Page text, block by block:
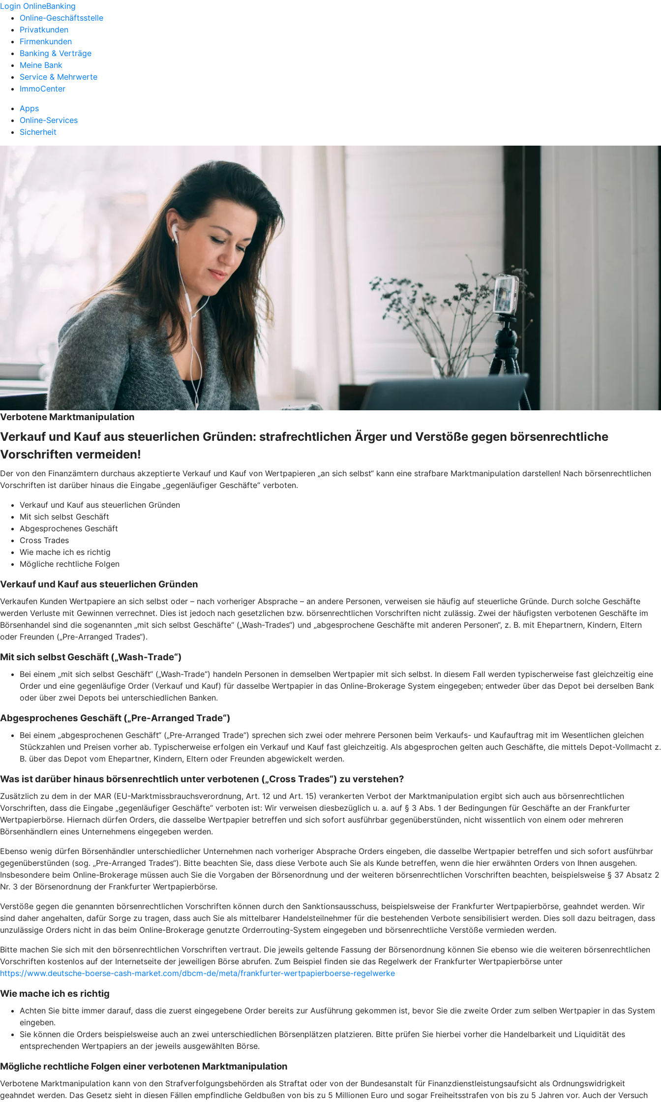
Login OnlineBanking
Online-Geschäftsstelle
Privatkunden
Firmenkunden
Banking & Verträge
Meine Bank
Service & Mehrwerte
ImmoCenter
Apps
Online-Services
Sicherheit
Verbotene Marktmanipulation
Verkauf und Kauf aus steuerlichen Gründen: strafrechtlichen Ärger und Verstöße gegen börsenrechtliche
Vorschriften vermeiden!
Der von den Finanzämtern durchaus akzeptierte Verkauf und Kauf von Wertpapieren „an sich selbst“ kann eine strafbare Marktmanipulation darstellen! Nach börsenrechtlichen
Vorschriften ist darüber hinaus die Eingabe „gegenläufiger Geschäfte“ verboten.
Verkauf und Kauf aus steuerlichen Gründen
Mit sich selbst Geschäft
Abgesprochenes Geschäft
Cross Trades
Wie mache ich es richtig
Mögliche rechtliche Folgen
Verkauf und Kauf aus steuerlichen Gründen
Verkaufen Kunden Wertpapiere an sich selbst oder – nach vorheriger Absprache – an andere Personen, verweisen sie häufig auf steuerliche Gründe. Durch solche Geschäfte
werden Verluste mit Gewinnen verrechnet. Dies ist jedoch nach gesetzlichen bzw. börsenrechtlichen Vorschriften nicht zulässig. Zwei der häufigsten verbotenen Geschäfte im
Börsenhandel sind die sogenannten „mit sich selbst Geschäfte“ („Wash-Trades“) und „abgesprochene Geschäfte mit anderen Personen“, z. B. mit Ehepartnern, Kindern, Eltern
oder Freunden („Pre-Arranged Trades“).
Mit sich selbst Geschäft („Wash-Trade“)
Bei einem „mit sich selbst Geschäft“ („Wash-Trade“) handeln Personen in demselben Wertpapier mit sich selbst. In diesem Fall werden typischerweise fast gleichzeitig eine
Order und eine gegenläufige Order (Verkauf und Kauf) für dasselbe Wertpapier in das Online-Brokerage System eingegeben; entweder über das Depot bei derselben Bank
oder über zwei Depots bei unterschiedlichen Banken.
Abgesprochenes Geschäft („Pre-Arranged Trade“)
Bei einem „abgesprochenen Geschäft“ („Pre-Arranged Trade“) sprechen sich zwei oder mehrere Personen beim Verkaufs- und Kaufauftrag mit im Wesentlichen gleichen
Stückzahlen und Preisen vorher ab. Typischerweise erfolgen ein Verkauf und Kauf fast gleichzeitig. Als abgesprochen gelten auch Geschäfte, die mittels Depot-Vollmacht z.
B. über das Depot vom Ehepartner, Kindern, Eltern oder Freunden abgewickelt werden.
Was ist darüber hinaus börsenrechtlich unter verbotenen („Cross Trades“) zu verstehen?
Zusätzlich zu dem in der MAR (EU-Marktmissbrauchsverordnung, Art. 12 und Art. 15) verankerten Verbot der Marktmanipulation ergibt sich auch aus börsenrechtlichen
Vorschriften, dass die Eingabe „gegenläufiger Geschäfte“ verboten ist: Wir verweisen diesbezüglich u. a. auf § 3 Abs. 1 der Bedingungen für Geschäfte an der Frankfurter
Wertpapierbörse. Hiernach dürfen Orders, die dasselbe Wertpapier betreffen und sich sofort ausführbar gegenüberstünden, nicht wissentlich von einem oder mehreren
Börsenhändlern eines Unternehmens eingegeben werden.
Ebenso wenig dürfen Börsenhändler unterschiedlicher Unternehmen nach vorheriger Absprache Orders eingeben, die dasselbe Wertpapier betreffen und sich sofort ausführbar
gegenüberstünden (sog. „Pre-Arranged Trades“). Bitte beachten Sie, dass diese Verbote auch Sie als Kunde betreffen, wenn die hier erwähnten Orders von Ihnen ausgehen.
Insbesondere beim Online-Brokerage müssen auch Sie die Vorgaben der Börsenordnung und der weiteren börsenrechtlichen Vorschriften beachten, beispielsweise § 37 Absatz 2
Nr. 3 der Börsenordnung der Frankfurter Wertpapierbörse.
Verstöße gegen die genannten börsenrechtlichen Vorschriften können durch den Sanktionsausschuss, beispielsweise der Frankfurter Wertpapierbörse, geahndet werden. Wir
sind daher angehalten, dafür Sorge zu tragen, dass auch Sie als mittelbarer Handelsteilnehmer für die bestehenden Verbote sensibilisiert werden. Dies soll dazu beitragen, dass
unzulässige Orders nicht in das beim Online-Brokerage genutzte Orderrouting-System eingegeben und börsenrechtliche Verstöße vermieden werden.
Bitte machen Sie sich mit den börsenrechtlichen Vorschriften vertraut. Die jeweils geltende Fassung der Börsenordnung können Sie ebenso wie die weiteren börsenrechtlichen
Vorschriften kostenlos auf der Internetseite der jeweiligen Börse abrufen. Zum Beispiel finden sie das Regelwerk der Frankfurter Wertpapierbörse unter
https://www.deutsche-boerse-cash-market.com/dbcm-de/meta/frankfurter-wertpapierboerse-regelwerke
Wie mache ich es richtig
Achten Sie bitte immer darauf, dass die zuerst eingegebene Order bereits zur Ausführung gekommen ist, bevor Sie die zweite Order zum selben Wertpapier in das System
eingeben.
Sie können die Orders beispielsweise auch an zwei unterschiedlichen Börsenplätzen platzieren. Bitte prüfen Sie hierbei vorher die Handelbarkeit und Liquidität des
entsprechenden Wertpapiers an der jeweils ausgewählten Börse.
Mögliche rechtliche Folgen einer verbotenen Marktmanipulation
Verbotene Marktmanipulation kann von den Strafverfolgungsbehörden als Straftat oder von der Bundesanstalt für Finanzdienstleistungsaufsicht als Ordnungswidrigkeit
geahndet werden. Das Gesetz sieht in diesen Fällen empfindliche Geldbußen von bis zu 5 Millionen Euro und sogar Freiheitsstrafen von bis zu 5 Jahren vor. Auch der Versuch